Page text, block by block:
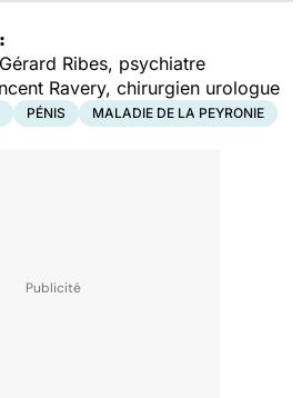
Ribes, psychiatre
Ravery, chirurgien urologue
PÉNIS MALADIE DE LA PEYRONIE